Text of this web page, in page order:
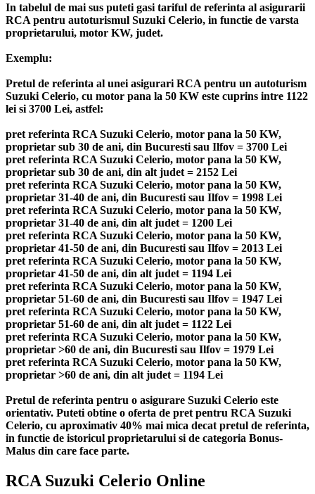
In tabelul de mai sus puteti gasi tariful de referinta al asigurarii
RCA pentru autoturismul Suzuki Celerio, in functie de varsta
proprietarului, motor KW, judet.
Exemplu:
Pretul de referinta al unei asigurari RCA pentru un autoturism
Suzuki Celerio, cu motor pana la 50 KW este cuprins intre 1122
lei si 3700 Lei, astfel:
pret referinta RCA Suzuki Celerio, motor pana la 50 KW,
proprietar sub 30 de ani, din Bucuresti sau Ilfov = 3700 Lei
pret referinta RCA Suzuki Celerio, motor pana la 50 KW,
proprietar sub 30 de ani, din alt judet = 2152 Lei
pret referinta RCA Suzuki Celerio, motor pana la 50 KW,
proprietar 31-40 de ani, din Bucuresti sau Ilfov = 1998 Lei
pret referinta RCA Suzuki Celerio, motor pana la 50 KW,
proprietar 31-40 de ani, din alt judet = 1200 Lei
pret referinta RCA Suzuki Celerio, motor pana la 50 KW,
proprietar 41-50 de ani, din Bucuresti sau Ilfov = 2013 Lei
pret referinta RCA Suzuki Celerio, motor pana la 50 KW,
proprietar 41-50 de ani, din alt judet = 1194 Lei
pret referinta RCA Suzuki Celerio, motor pana la 50 KW,
proprietar 51-60 de ani, din Bucuresti sau Ilfov = 1947 Lei
pret referinta RCA Suzuki Celerio, motor pana la 50 KW,
proprietar 51-60 de ani, din alt judet = 1122 Lei
pret referinta RCA Suzuki Celerio, motor pana la 50 KW,
proprietar >60 de ani, din Bucuresti sau Ilfov = 1979 Lei
pret referinta RCA Suzuki Celerio, motor pana la 50 KW,
proprietar >60 de ani, din alt judet = 1194 Lei
Pretul de referinta pentru o asigurare Suzuki Celerio este
orientativ. Puteti obtine o oferta de pret pentru RCA Suzuki
Celerio, cu aproximativ 40% mai mica decat pretul de referinta,
in functie de istoricul proprietarului si de categoria Bonus-
Malus din care face parte.
RCA Suzuki Celerio Online